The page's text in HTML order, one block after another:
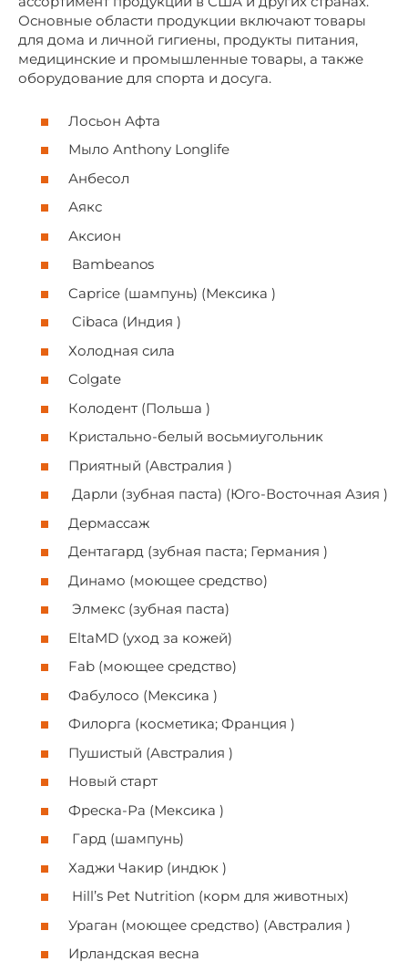
Основные области продукции включают товары
для дома и личной гигиены, продукты питания,
медицинские и промышленные товары, а также
оборудование для спорта и досуга.
Лосьон Афта
Мыло Anthony Longlife
Анбесол
Аякс
Аксион
Bambeanos
Caprice (шампунь) (Мексика )
Cibaca (Индия )
Холодная сила
Colgate
Колодент (Польша )
Кристально-белый восьмиугольник
Приятный (Австралия )
Дарли (зубная паста) (Юго-Восточная Азия )
Дермассаж
Дентагард (зубная паста; Германия )
Динамо (моющее средство)
Элмекс (зубная паста)
EltaMD (уход за кожей)
Fab (моющее средство)
Фабулосо (Мексика )
Филорга (косметика; Франция )
Пушистый (Австралия )
Новый старт
Фреска-Ра (Мексика )
Гард (шампунь)
Хаджи Чакир (индюк )
Hill’s Pet Nutrition (корм для животных)
Ураган (моющее средство) (Австралия )
Ирландская весна